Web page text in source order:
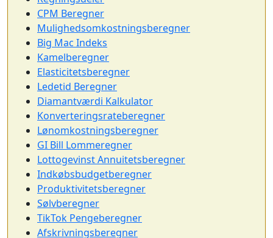
CPM Beregner
Mulighedsomkostningsberegner
Big Mac Indeks
Kamelberegner
Elasticitetsberegner
Ledetid Beregner
Diamantværdi Kalkulator
Konverteringsrateberegner
Lønomkostningsberegner
GI Bill Lommeregner
Lottogevinst Annuitetsberegner
Indkøbsbudgetberegner
Produktivitetsberegner
Sølvberegner
TikTok Pengeberegner
Afskrivningsberegner